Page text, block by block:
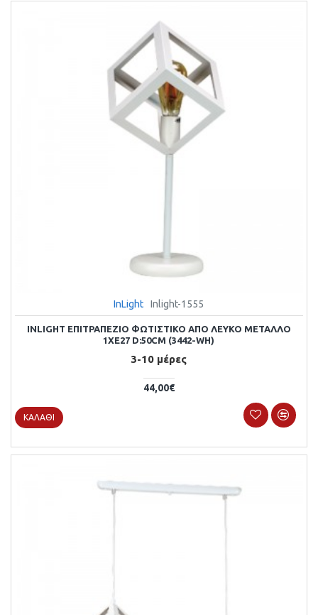
InLight Inlight-1555
INLIGHT ΕΠΙΤΡΑΠΈΖΙΟ ΦΩΤΙΣΤΙΚΌ ΑΠΌ ΛΕΥΚΌ ΜΈΤΑΛΛΟ
1XE27 D:50CM (3442-WH)
3-10 μέρες
44,00€
ΚΑΛΆΘΙ